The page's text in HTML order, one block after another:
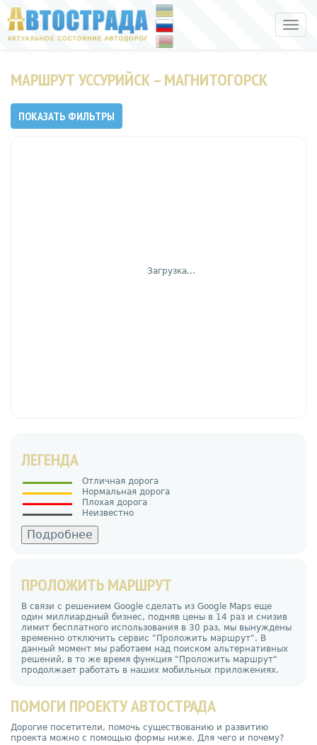
Toggle
МАРШРУТ УССУРИЙСК – МАГНИТОГОРСК
ПОКАЗАТЬ ФИЛЬТРЫ
Загрузка...
ЛЕГЕНДА
Отличная дорога
Нормальная дорога
Плохая дорога
Неизвестно
Подробнее
ПРОЛОЖИТЬ МАРШРУТ
В связи с решением Google сделать из Google Maps еще
один миллиардный бизнес, подняв цены в 14 раз и снизив
лимит бесплатного использования в 30 раз, мы вынуждены
временно отключить сервис "Проложить маршрут". В
данный момент мы работаем над поиском альтернативных
решений, в то же время функция "Проложить маршрут"
продолжает работать в наших мобильных приложениях.
ПОМОГИ ПРОЕКТУ АВТОСТРАДА
Дорогие посетители, помочь существованию и развитию
проекта можно с помощью формы ниже. Для чего и почему?